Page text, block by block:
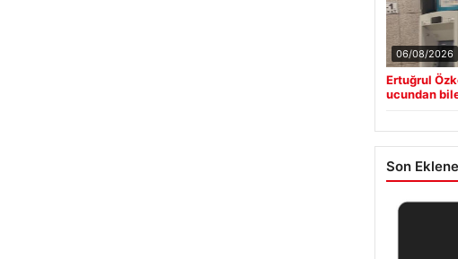
06/08/2026
Ertuğrul
ucundan
Son